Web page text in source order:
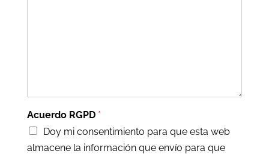
Acuerdo RGPD *
Doy mi consentimiento para que esta web
almacene la información que envío para que